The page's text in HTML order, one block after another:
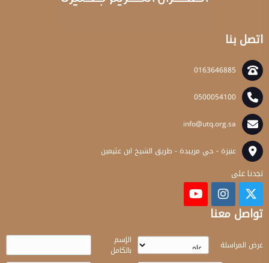
اتصل بنا
0163646885
0500054100
info@utq.org.sa
عنيزة - حي مريبدة - طريق الشيخ ابن عثيمين
تجدنا على
تواصل معنا
غرض المراسلة
الإسم
بالكامل